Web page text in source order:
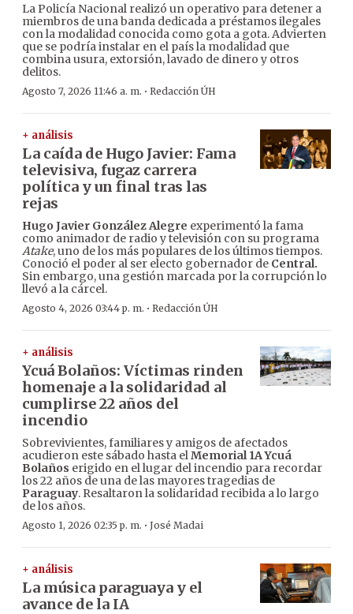
La Policía Nacional realizó un operativo para detener a
miembros de una banda dedicada a préstamos ilegales
con la modalidad conocida como gota a gota. Advierten
que se podría instalar en el país la modalidad que
combina usura, extorsión, lavado de dinero y otros
delitos.
Agosto 7, 2026 11:46 a. m. · Redacción ÚH
+ análisis
La caída de Hugo Javier: Fama
televisiva, fugaz carrera
política y un final tras las
rejas
Hugo Javier González Alegre experimentó la fama
como animador de radio y televisión con su programa
Atake, uno de los más populares de los últimos tiempos.
Conoció el poder al ser electo gobernador de Central.
Sin embargo, una gestión marcada por la corrupción lo
llevó a la cárcel.
Agosto 4, 2026 03:44 p. m. · Redacción ÚH
+ análisis
Ycuá Bolaños: Víctimas rinden
homenaje a la solidaridad al
cumplirse 22 años del
incendio
Sobrevivientes, familiares y amigos de afectados
acudieron este sábado hasta elMemorial 1A Ycuá
Bolaños erigido en el lugar del incendio para recordar
los 22 años de una de las mayores tragedias de
Paraguay. Resaltaron la solidaridad recibida a lo largo
de los años.
Agosto 1, 2026 02:35 p. m. · José Madai
+ análisis
La música paraguaya y el
avance de la IA